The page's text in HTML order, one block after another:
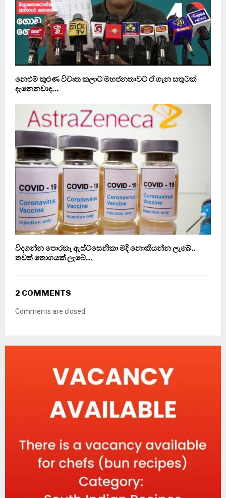
නෙළුම් කුළුණ විවෘත කලාට මහජනතාවට ඒ ගැන සතුටක්
දැනෙනවාද…
විදගන්න පොරකෑ ඇස්ටසෙනිකා මදි නොකියන්න ලැබේ..
තවත් තොගයක් ලැබේ…
2 COMMENTS
Comments are closed.